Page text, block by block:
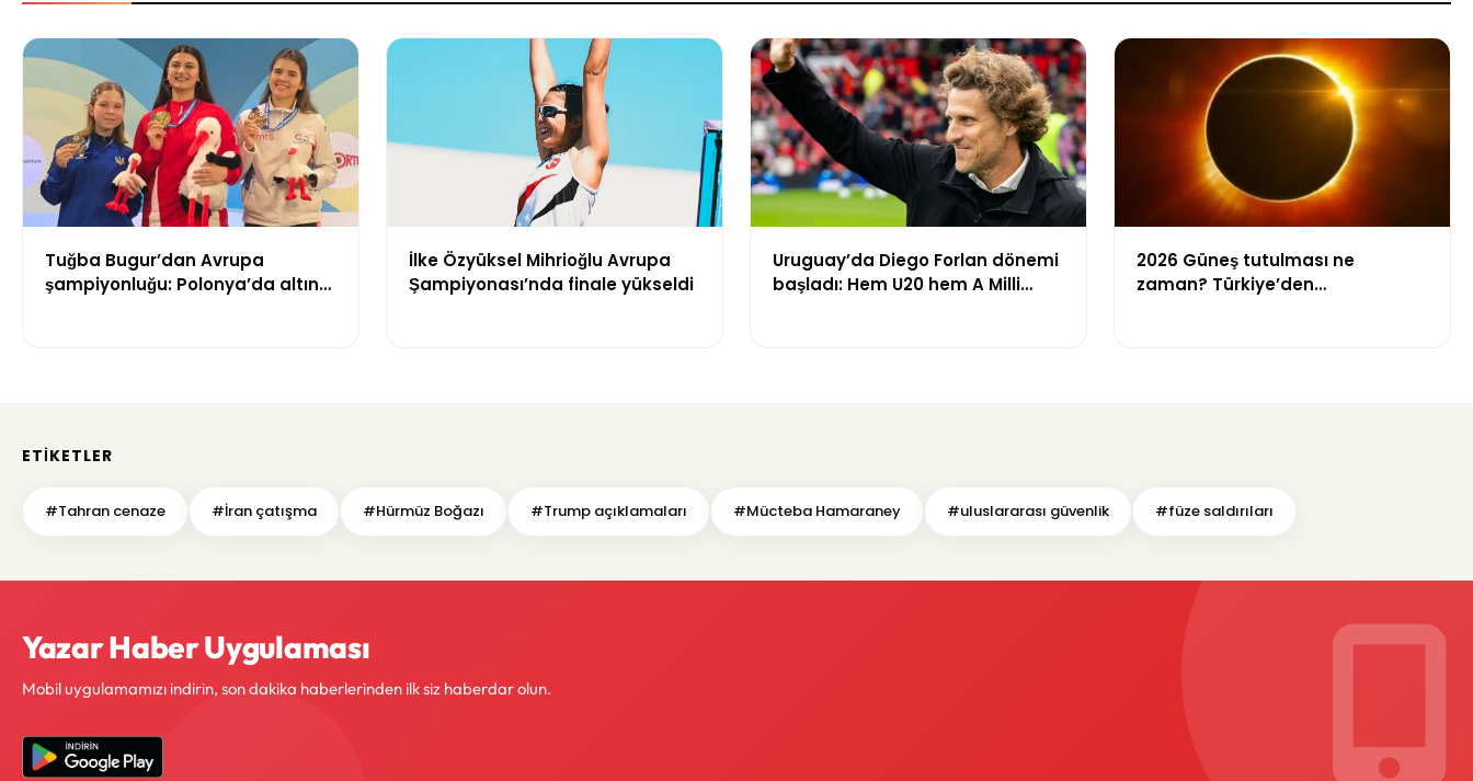
Tuğba Bugur’dan Avrupa
şampiyonluğu: Polonya’da altın
İlke Özyüksel Mihrioğlu Avrupa
Şampiyonası’nda finale yükseldi
Uruguay’da Diego Forlan dönemi
başladı: Hem U20 hem A Milli
2026 Güneş tutulması ne
zaman? Türkiye’den
ETIKETLER
#Tahran cenaze #İran çatışma #Hürmüz Boğazı #Trump açıklamaları #Mücteba Hamaraney #uluslararası güvenlik #füze saldırıları
Yazar Haber Uygulaması
Mobil uygulamamızı indirin, son dakika haberlerinden ilk siz haberdar olun.